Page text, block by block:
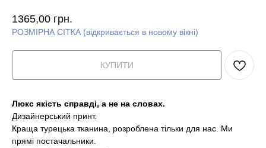
1365,00 грн.
РОЗМІРНА СІТКА (відкривається в новому вікні)
КУПИТИ
Люкс якість справді, а не на словах.
Дизайнерський принт.
Краща турецька тканина, розроблена тільки для нас. Ми
прямі постачальники.